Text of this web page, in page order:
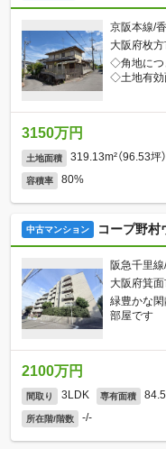
京阪本線/
大阪府枚
◇角地につ
◇土地有効
3150万円
土地面積 319.13m²（96.53坪）
容積率 80%
中古マンション コープ野村
阪急千里
大阪府箕
緑豊かな
部屋です
2100万円
間取り 3LDK 専有面積
所在階/階数 -/-